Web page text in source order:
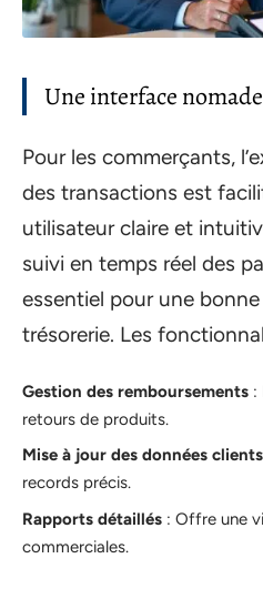
Une interface
Pour les commerçants,
des transactions est
utilisateur claire et
suivi en temps réel des
essentiel pour une
trésorerie. Les
Gestion des remboursements :
retours de produits.
Mise à jour des données clients
records précis.
Rapports détaillés : Offre une
commerciales.